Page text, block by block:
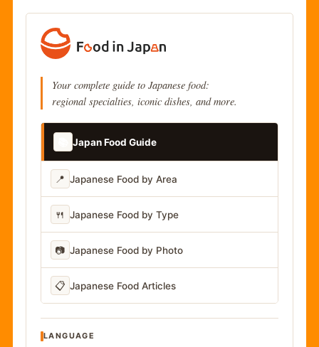
Your complete guide to Japanese food:
regional specialties, iconic dishes, and more.
Japan Food Guide
📍 Japanese Food by Area
🍴 Japanese Food by Type
📷 Japanese Food by Photo
📋 Japanese Food Articles
LANGUAGE